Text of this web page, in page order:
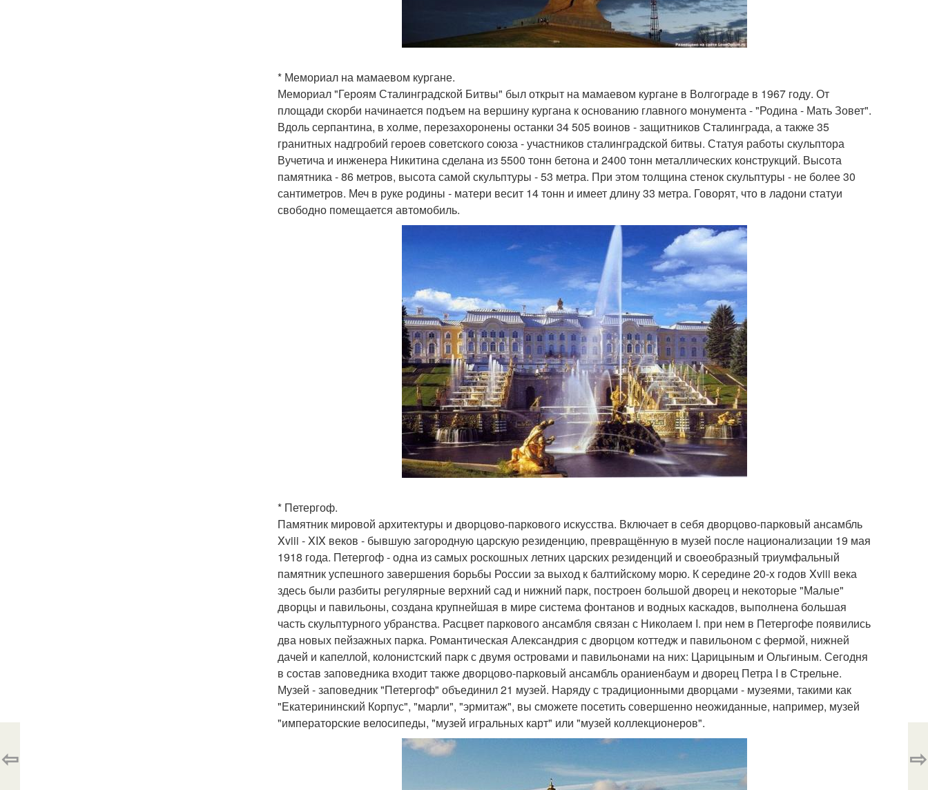
* Мемориал на мамаевом кургане.
Мемориал "Героям Сталинградской Битвы" был открыт на мамаевом кургане в Волгограде в 1967 году. От
площади скорби начинается подъем на вершину кургана к основанию главного монумента - "Родина - Мать Зовет".
Вдоль серпантина, в холме, перезахоронены останки 34 505 воинов - защитников Сталинграда, а также 35
гранитных надгробий героев советского союза - участников сталинградской битвы. Статуя работы скульптора
Вучетича и инженера Никитина сделана из 5500 тонн бетона и 2400 тонн металлических конструкций. Высота
памятника - 86 метров, высота самой скульптуры - 53 метра. При этом толщина стенок скульптуры - не более 30
сантиметров. Меч в руке родины - матери весит 14 тонн и имеет длину 33 метра. Говорят, что в ладони статуи
свободно помещается автомобиль.
* Петергоф.
Памятник мировой архитектуры и дворцово-паркового искусства. Включает в себя дворцово-парковый ансамбль
Xviii - XIX веков - бывшую загородную царскую резиденцию, превращённую в музей после национализации 19 мая
1918 года. Петергоф - одна из самых роскошных летних царских резиденций и своеобразный триумфальный
памятник успешного завершения борьбы России за выход к балтийскому морю. К середине 20-х годов Xviii века
здесь были разбиты регулярные верхний сад и нижний парк, построен большой дворец и некоторые "Малые"
дворцы и павильоны, создана крупнейшая в мире система фонтанов и водных каскадов, выполнена большая
часть скульптурного убранства. Расцвет паркового ансамбля связан с Николаем I. при нем в Петергофе появились
два новых пейзажных парка. Романтическая Александрия с дворцом коттедж и павильоном с фермой, нижней
дачей и капеллой, колонистский парк с двумя островами и павильонами на них: Царицыным и Ольгиным. Сегодня
в состав заповедника входит также дворцово-парковый ансамбль ораниенбаум и дворец Петра I в Стрельне.
Музей - заповедник "Петергоф" объединил 21 музей. Наряду с традиционными дворцами - музеями, такими как
"Екатерининский Корпус", "марли", "эрмитаж", вы сможете посетить совершенно неожиданные, например, музей
"императорские велосипеды, "музей игральных карт" или "музей коллекционеров".
⇦ ⇨